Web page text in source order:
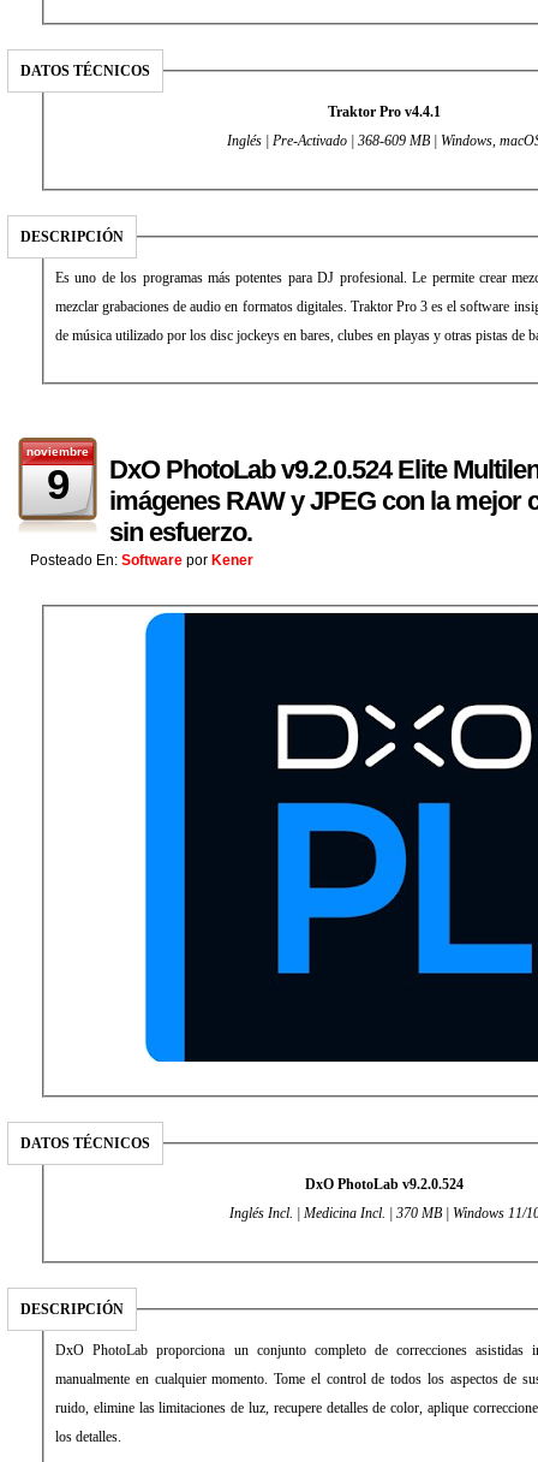
DATOS TÉCNICOS
Traktor Pro v4.4.1
Inglés | Pre-Activado | 368-609 MB | Windows,
DESCRIPCIÓN
Es uno de los programas más potentes para DJ profesional. Le permite crear
mezclar grabaciones de audio en formatos digitales. Traktor Pro 3 es el software
de música utilizado por los disc jockeys en bares, clubes en playas y otras pistas de
noviembre
9
DxO PhotoLab v9.2.0.524 Elite
imágenes RAW y JPEG con la mejor
sin esfuerzo.
Posteado En: Software por Kener
DATOS TÉCNICOS
DxO PhotoLab v9.2.0.524
Inglés Incl. | Medicina Incl. | 370 MB | Windows 11/
DESCRIPCIÓN
DxO PhotoLab proporciona un conjunto completo de correcciones asistidas
manualmente en cualquier momento. Tome el control de todos los aspectos de
ruido, elimine las limitaciones de luz, recupere detalles de color, aplique
los detalles.